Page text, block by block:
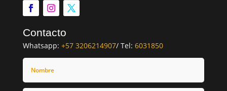
Contacto
Whatsapp: +57 3206214907/ Tel: 6031850